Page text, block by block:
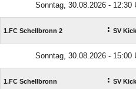
Sonntag, 30.08.2026 - 12:30
1.FC Schellbronn 2 : SV
Sonntag, 30.08.2026 - 15:00
1.FC Schellbronn : SV